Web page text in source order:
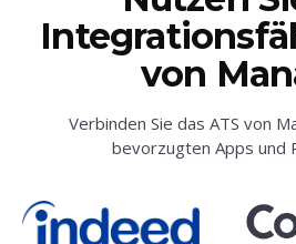
von
Verbinden Sie das ATS von
bevorzugten Apps und